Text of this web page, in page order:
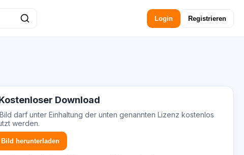
Login Registrieren
Download
darf unter Einhaltung der unten genannten Lizenz kostenlos
werden.
Bild herunterladen